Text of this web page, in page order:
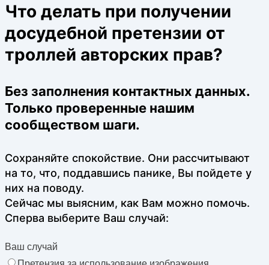
Что делать при получении
досудебной претензии от
троллей авторских прав?
Без заполнения контактных данных.
Только проверенные нашим
сообществом шаги.
Сохраняйте спокойствие. Они рассчитывают
на то, что, поддавшись панике, Вы пойдете у
них на поводу.
Сейчас мы выясним, как Вам можно помочь.
Сперва выберите Ваш случай:
Ваш случай